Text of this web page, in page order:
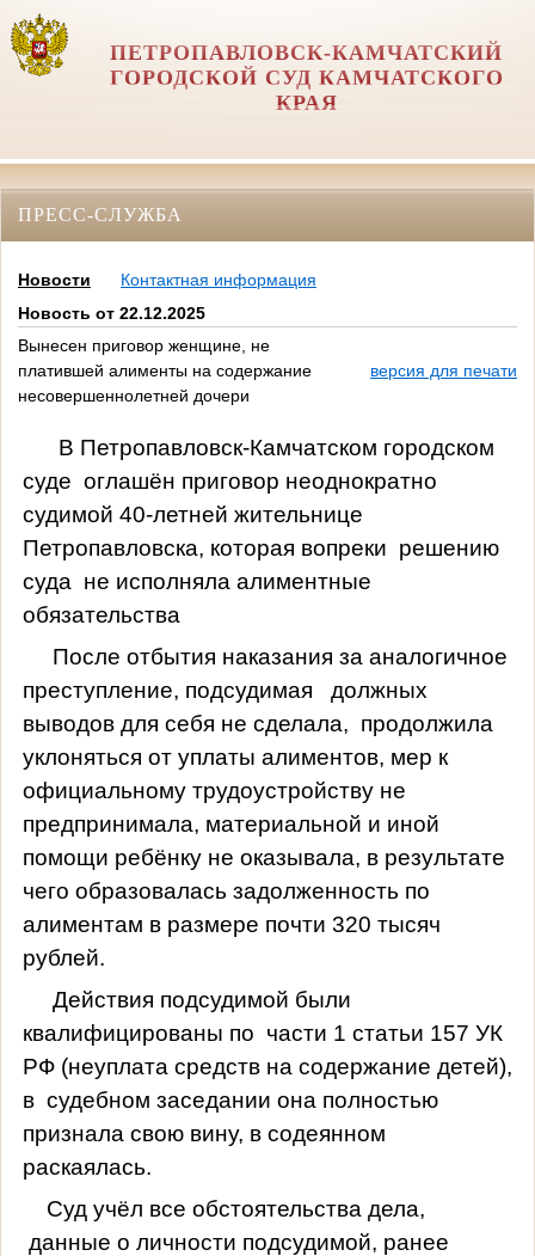
ПЕТРОПАВЛОВСК-КАМЧАТСКИЙ
ГОРОДСКОЙ СУД КАМЧАТСКОГО
КРАЯ
ПРЕСС-СЛУЖБА
Новости
Контактная информация
Новость от 22.12.2025
Вынесен приговор женщине, не
платившей алименты на содержание
несовершеннолетней дочери
версия для печати
В Петропавловск-Камчатском городском
суде оглашён приговор неоднократно
судимой 40-летней жительнице
Петропавловска, которая вопреки решению
суда не исполняла алиментные
обязательства
После отбытия наказания за аналогичное
преступление, подсудимая
должных
выводов для себя не сделала, продолжила
уклоняться от уплаты алиментов, мер к
официальному трудоустройству не
предпринимала, материальной и иной
помощи ребёнку не оказывала, в результате
чего образовалась задолженность по
алиментам в размере почти 320 тысяч
рублей.
Действия подсудимой были
квалифицированы по части 1 статьи 157 УК
РФ (неуплата средств на содержание детей),
в судебном заседании она полностью
признала свою вину, в содеянном
раскаялась.
Суд учёл все обстоятельства дела,
данные о личности подсудимой, ранее